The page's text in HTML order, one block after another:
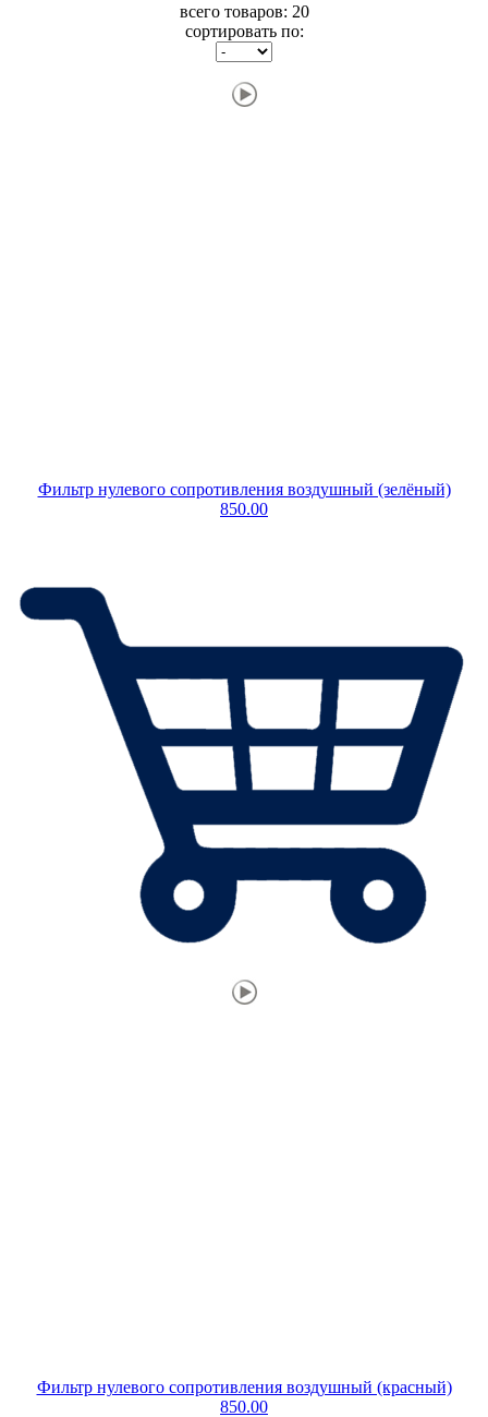
всего товаров: 20
сортировать по:
Фильтр нулевого сопротивления воздушный (зелёный)
850.00
Фильтр нулевого сопротивления воздушный (красный)
850.00